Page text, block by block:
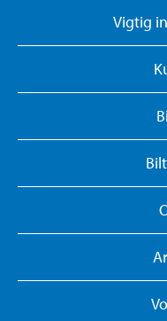
Vigtig